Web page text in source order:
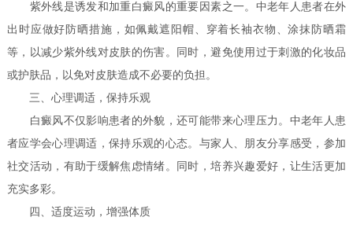
紫外线是诱发和加重白癜风的重要因素之一。中老年人患者在外
出时应做好防晒措施，如佩戴遮阳帽、穿着长袖衣物、涂抹防晒霜
等，以减少紫外线对皮肤的伤害。同时，避免使用过于刺激的化妆品
或护肤品，以免对皮肤造成不必要的负担。
三、心理调适，保持乐观
白癜风不仅影响患者的外貌，还可能带来心理压力。中老年人患
者应学会心理调适，保持乐观的心态。与家人、朋友分享感受，参加
社交活动，有助于缓解焦虑情绪。同时，培养兴趣爱好，让生活更加
充实多彩。
四、适度运动，增强体质